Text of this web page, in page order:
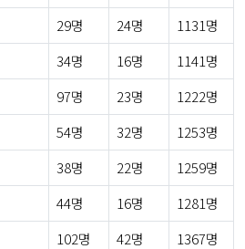
29명 24명
1131명
34명 16명
1141명
97명 23명
1222명
54명 32명
1253명
38명 22명
1259명
44명 16명
1281명
102명 42명
1367명